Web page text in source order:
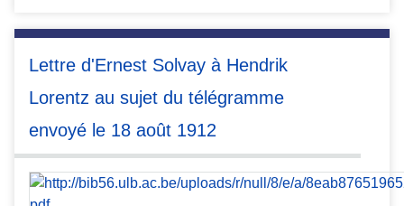
Lettre d'Ernest Solvay à Hendrik
Lorentz au sujet du télégramme
envoyé le 18 août 1912